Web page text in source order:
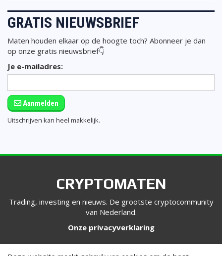
GRATIS NIEUWSBRIEF
Maten houden elkaar op de hoogte toch? Abonneer je dan
op onze gratis nieuwsbrief👇
Je e-mailadres:
Aanmelden
Uitschrijven kan heel makkelijk.
CRYPTOMATEN
Trading, investing en nieuws. De grootste cryptocommunity
van Nederland.
Onze privacyverklaring
VOLG ONS